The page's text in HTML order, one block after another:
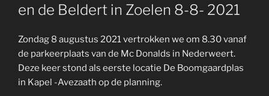
en de Beldert in Zoelen 8-8- 2021
Zondag 8 augustus 2021 vertrokken we om 8.30 vanaf
de parkeerplaats van de Mc Donalds in Nederweert.
Deze keer stond als eerste locatie De Boomgaardplas
in Kapel -Avezaath op de planning.